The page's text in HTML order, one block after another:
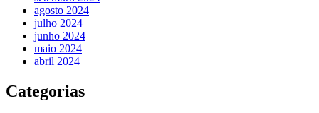
agosto 2024
julho 2024
junho 2024
maio 2024
abril 2024
Categorias